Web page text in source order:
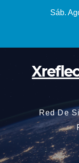
Sáb.
Red De